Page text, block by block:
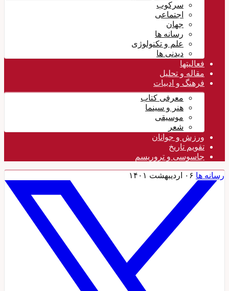
سرکوب
اجتماعی
جهان
رسانه ها
علم و تکنولوژی
دیدنی ها
فعالیتها
مقاله و تحلیل
فرهنگ و ادبیات
معرفی کتاب
هنر و سینما
موسیقی
شعر
ورزش و جوانان
تقویم تاريخ
جاسوسی و تروریسم
رسانه ها ۰۶ اردیبهشت ۱۴۰۱